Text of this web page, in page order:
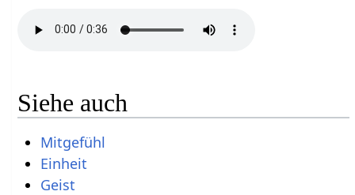
Siehe auch
Mitgefühl
Einheit
Geist